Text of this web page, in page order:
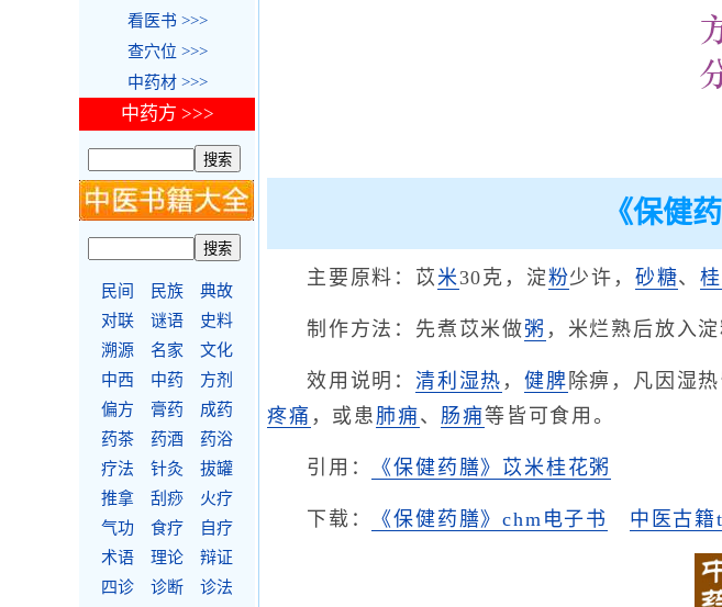
《保健
主要原料：苡米30克，淀粉少许， 砂糖、
制作方法：先煮苡米做粥 ，米烂熟后放入
效用说明： 清利湿热 ，健脾 除痹，凡因湿
疼痛 ，或患 肺痈、 肠痈等皆可食用。
引用： 《保健药膳》苡米桂花粥
下载： 《保健药膳》chm电子书 中医古
看医书 >>>
查穴位 >>>
中药材 >>>
中药方 >>>
民间 民族
典故
对联
谜语
史料
溯源
名家
文化
中西
中药
方剂
偏方
膏药
成药
药茶
药酒
药浴
疗法
针灸
拔罐
推拿
刮痧
火疗
气功
食疗
自疗
术语
理论
辩证
四诊
诊断
诊法